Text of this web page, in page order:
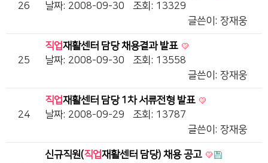
26
날짜: 2008-09-30
조회: 13329
글쓴이: 장재웅
25
직업재활센터 담당 채용결과 발표
날짜: 2008-09-30
조회: 13558
글쓴이: 장재웅
24
직업재활센터 담당 1차 서류전형 발표
날짜: 2008-09-29
조회: 13787
글쓴이: 장재웅
신규직원(직업재활센터 담당) 채용 공고